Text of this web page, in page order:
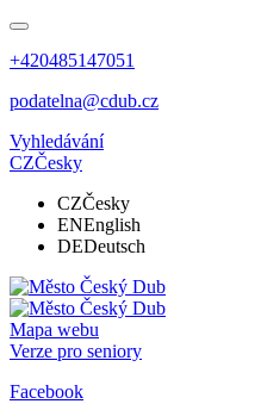
+420485147051
podatelna@cdub.cz
Vyhledávání
CZČesky
CZČesky
ENEnglish
DEDeutsch
Mapa webu
Verze pro seniory
Facebook